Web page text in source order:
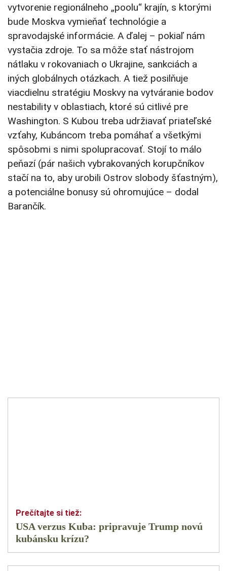
vytvorenie regionálneho „poolu“ krajín, s ktorými
bude Moskva vymieňať technológie a
spravodajské informácie. A ďalej – pokiaľ nám
vystačia zdroje. To sa môže stať nástrojom
nátlaku v rokovaniach o Ukrajine, sankciách a
iných globálnych otázkach. A tiež posilňuje
viacdielnu stratégiu Moskvy na vytváranie bodov
nestability v oblastiach, ktoré sú citlivé pre
Washington. S Kubou treba udržiavať priateľské
vzťahy, Kubáncom treba pomáhať a všetkými
spôsobmi s nimi spolupracovať. Stojí to málo
peňazí (pár našich vybrakovaných korupčníkov
stačí na to, aby urobili Ostrov slobody šťastným),
a potenciálne bonusy sú ohromujúce – dodal
Barančík.
USA verzus Kuba: pripravuje Trump novú
kubánsku krízu?